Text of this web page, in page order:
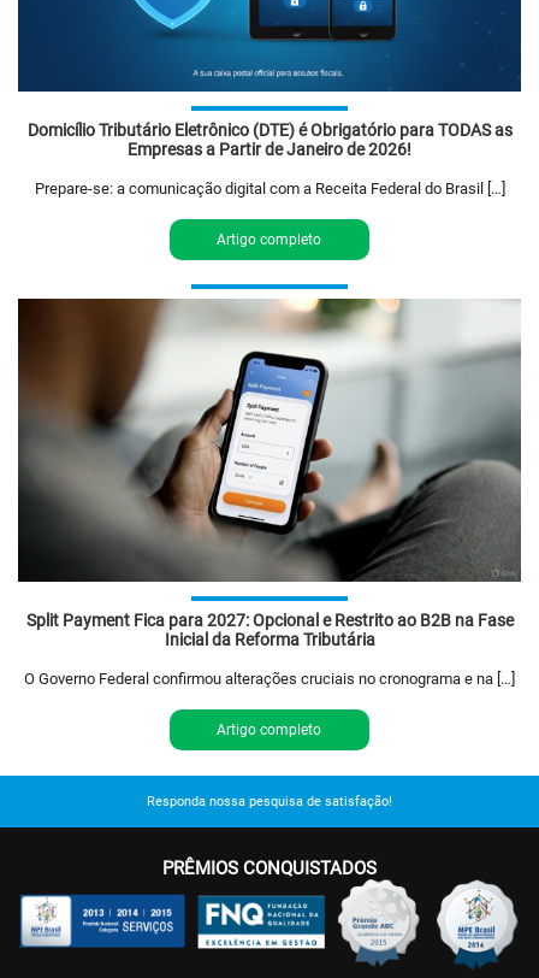
Domicílio Tributário Eletrônico (DTE) é Obrigatório para TODAS as
Empresas a Partir de Janeiro de 2026!
Prepare-se: a comunicação digital com a Receita Federal do Brasil […]
Artigo completo
Split Payment Fica para 2027: Opcional e Restrito ao B2B na Fase
Inicial da Reforma Tributária
O Governo Federal confirmou alterações cruciais no cronograma e na […]
Artigo completo
Responda nossa pesquisa de satisfação!
PRÊMIOS CONQUISTADOS